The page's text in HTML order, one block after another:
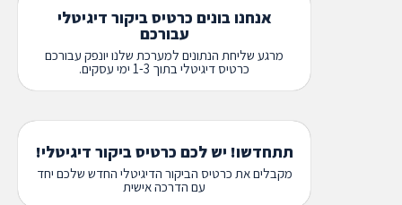
אנחנו בונים כרטיס ביקור דיגיטלי
עבורכם
מרגע שליחת הנתונים למערכת שלנו יונפק עבורכם
כרטיס דיגיטלי בתוך 1-3 ימי עסקים.
תתחדשו! יש לכם כרטיס ביקור דיגיטלי!
מקבלים את כרטיס הביקור הדיגיטלי החדש שלכם יחד
עם הדרכה אישית